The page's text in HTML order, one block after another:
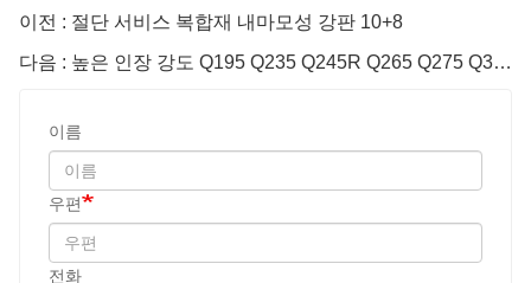
이전 : 절단 서비스 복합재 내마모성 강판 10+8
다음 : 높은 인장 강도 Q195 Q235 Q245R Q265 Q275 Q345B Q345 S355Jr 탄소 구조 강판 시트
이름
우편
전화